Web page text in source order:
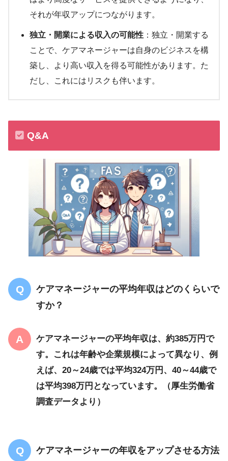
それが年収アップにつながります。
独立・開業による収入の可能性 ：独立・開業する
ことで、ケアマネージャーは自身のビジネスを構
築し、より高い収入を得る可能性があります。た
だし、これにはリスクも伴います。
Q&A
ケアマネージャーの平均年収はどのくらいで
すか？
ケアマネージャーの平均年収は、約385万円で
す。これは年齢や企業規模によって異なり、例
えば、20～24歳では平均324万円、40～44歳で
は平均398万円となっています。（厚生労働省
調査データより）
ケアマネージャーの年収をアップさせる方法